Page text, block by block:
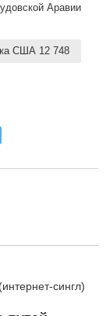
Аравии
США 12 748